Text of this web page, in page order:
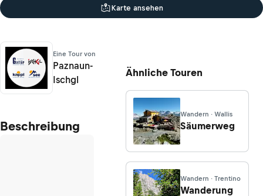
Karte ansehen
Eine Tour von
Paznaun-
Ischgl
Beschreibung
Ähnliche Touren
Wandern · Wallis
Säumerweg
Wandern · Trentino
Wanderung